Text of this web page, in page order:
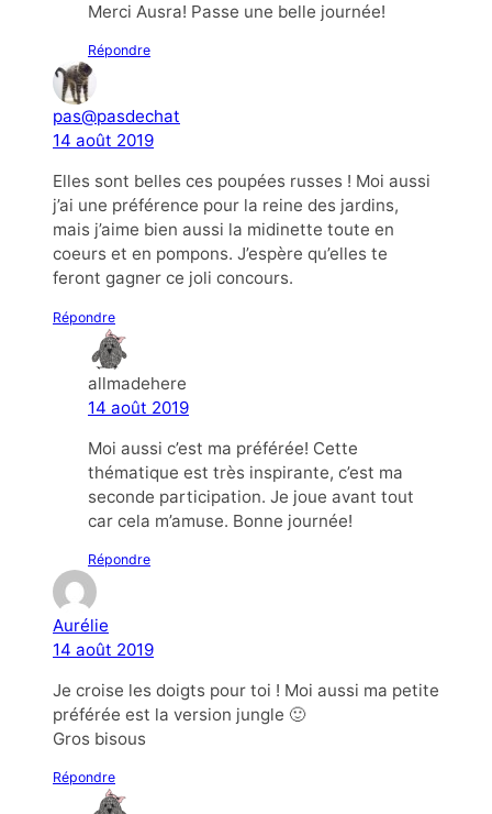
Merci Ausra! Passe une belle journée!
Répondre
pas@pasdechat
14 août 2019
Elles sont belles ces poupées russes ! Moi aussi
j’ai une préférence pour la reine des jardins,
mais j’aime bien aussi la midinette toute en
coeurs et en pompons. J’espère qu’elles te
feront gagner ce joli concours.
Répondre
allmadehere
14 août 2019
Moi aussi c’est ma préférée! Cette
thématique est très inspirante, c’est ma
seconde participation. Je joue avant tout
car cela m’amuse. Bonne journée!
Répondre
Aurélie
14 août 2019
Je croise les doigts pour toi ! Moi aussi ma petite
préférée est la version jungle 🙂
Gros bisous
Répondre